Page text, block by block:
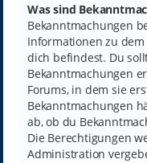
Was sind
Bekanntmachungen
Informationen zu
dich befindest. Du
Bekanntmachungen
Forums, in dem sie
Bekanntmachungen
ab, ob du
Die Berechtigungen
Administration